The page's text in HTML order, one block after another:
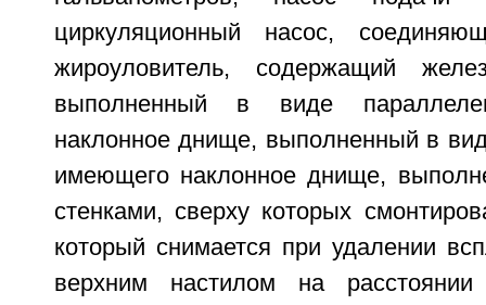
циркуляционный насос,
жироуловитель, содержащий
выполненный в виде
наклонное днище, выполненный в
имеющего наклонное днище,
стенками, сверху которых
который снимается при удалении
верхним настилом на